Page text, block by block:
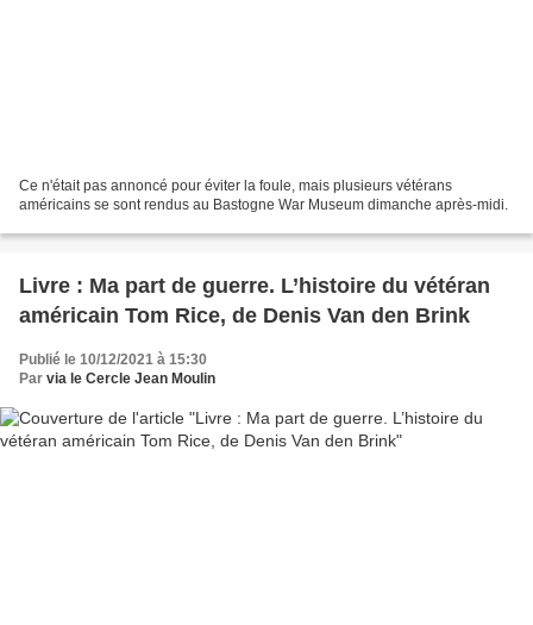
Ce n'était pas annoncé pour éviter la foule, mais plusieurs vétérans
américains se sont rendus au Bastogne War Museum dimanche après-midi.
Livre : Ma part de guerre. L’histoire du vétéran
américain Tom Rice, de Denis Van den Brink
Publié le 10/12/2021 à 15:30
Par via le Cercle Jean Moulin